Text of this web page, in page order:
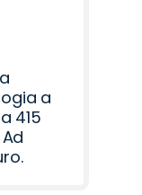
a
415